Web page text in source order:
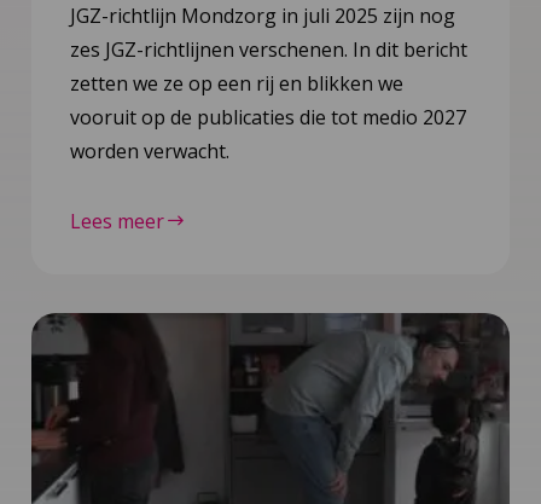
JGZ-richtlijn Mondzorg in juli 2025 zijn nog
zes JGZ-richtlijnen verschenen. In dit bericht
zetten we ze op een rij en blikken we
vooruit op de publicaties die tot medio 2027
worden verwacht.
Lees meer